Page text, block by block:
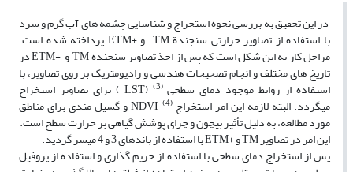
در این تحقیق به بررسی نحوة استخراج و شناسایی چشمه های آب گرم و سرد
با استفاده از تصاویر حرارتی سنجندة TM و +ETM پرداخته شده است.
مراحل کار به این شکل است که پس از اخذ تصاویر سنجنده TM و +ETM در
تاریخ های مختلف و انجام تصحیحات هندسی و رادیومتریک بر روی تصاویر، با
استفاده از روابط موجود دمای سطحی(3) (LST ) برای تصاویر استخراج
میگردد. البته لازمه این امر استخراج(4) NDVI و گسیل مندی برای مناطق
مورد مطالعه، به دلیل تأثیر بیچون و چرای پوشش گیاهی بر حرارت سطح است.
این امر در تصاویر TM و +ETM با استفاده از باندهای 3 و 4 میسر گردید.
پس از استخراج دمای سطحی با استفاده از حریم گذاری و استفاده از پروفیل